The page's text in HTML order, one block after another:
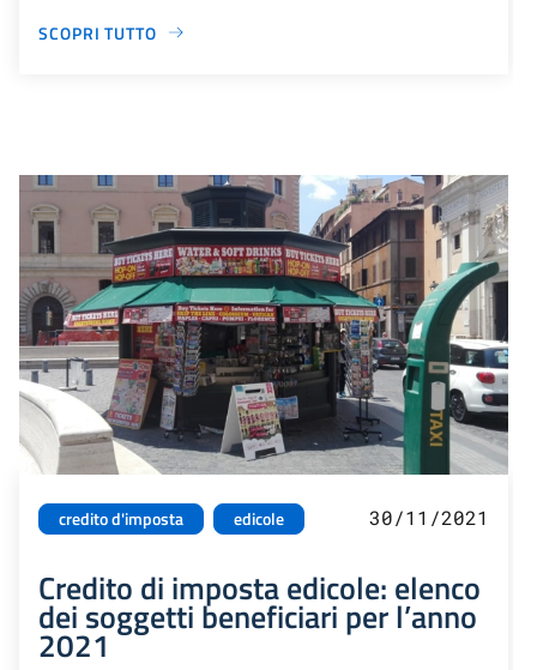
SCOPRI TUTTO
credito d'imposta edicole 30/11/2021
Credito di imposta edicole: elenco
dei soggetti beneficiari per l’anno
2021